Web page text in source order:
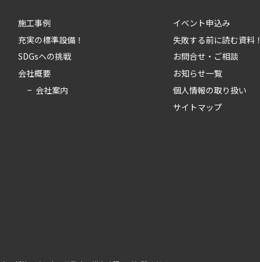
施工事例
充実の標準設備！
SDGsへの挑戦
会社概要
会社案内
イベント申込み
失敗する前に読む資料！
お問合せ・ご相談
お知らせ一覧
個人情報の取り扱い
サイトマップ